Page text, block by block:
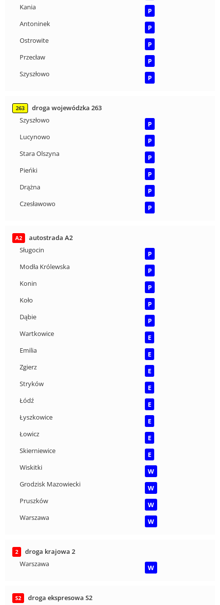
Kania
P
Antoninek
P
Ostrowite
P
Przecław
P
Szyszłowo
P
263
droga wojewódzka 263
Szyszłowo
P
Lucynowo
P
Stara Olszyna
P
Pieńki
P
Drążna
P
Czesławowo
P
A2
autostrada A2
Sługocin
P
Modła Królewska
P
Konin
P
Koło
P
Dąbie
P
Wartkowice
E
Emilia
E
Zgierz
E
Stryków
E
Łódź
E
Łyszkowice
E
Łowicz
E
Skierniewice
E
Wiskitki
W
Grodzisk Mazowiecki
W
Pruszków
W
Warszawa
W
2
droga krajowa 2
Warszawa
W
S2
droga ekspresowa S2